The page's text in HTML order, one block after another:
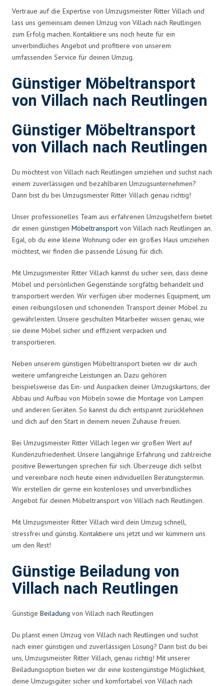
Vertraue auf die Expertise von Umzugsmeister Ritter Villach und
lass uns gemeinsam deinen Umzug von Villach nach Reutlingen
zum Erfolg machen. Kontaktiere uns noch heute für ein
unverbindliches Angebot und profitiere von unserem
umfassenden Service für deinen Umzug.
Günstiger Möbeltransport
von Villach nach Reutlingen
Günstiger Möbeltransport
von Villach nach Reutlingen
Du möchtest von Villach nach Reutlingen umziehen und suchst nach
einem zuverlässigen und bezahlbaren Umzugsunternehmen?
Dann bist du bei Umzugsmeister Ritter Villach genau richtig!
Unser professionelles Team aus erfahrenen Umzugshelfern bietet
dir einen günstigen Möbeltransport von Villach nach Reutlingen an.
Egal, ob du eine kleine Wohnung oder ein großes Haus umziehen
möchtest, wir finden die passende Lösung für dich.
Mit Umzugsmeister Ritter Villach kannst du sicher sein, dass deine
Möbel und persönlichen Gegenstände sorgfältig behandelt und
transportiert werden. Wir verfügen über modernes Equipment, um
einen reibungslosen und schonenden Transport deiner Möbel zu
gewährleisten. Unsere geschulten Mitarbeiter wissen genau, wie
sie deine Möbel sicher und effizient verpacken und
transportieren.
Neben unserem günstigen Möbeltransport bieten wir dir auch
weitere umfangreiche Leistungen an. Dazu gehören
beispielsweise das Ein- und Auspacken deiner Umzugskartons, der
Abbau und Aufbau von Möbeln sowie die Montage von Lampen
und anderen Geräten. So kannst du dich entspannt zurücklehnen
und dich auf den Start in deinem neuen Zuhause freuen.
Bei Umzugsmeister Ritter Villach legen wir großen Wert auf
Kundenzufriedenheit. Unsere langjährige Erfahrung und zahlreiche
positive Bewertungen sprechen für sich. Überzeuge dich selbst
und vereinbare noch heute einen individuellen Beratungstermin.
Wir erstellen dir gerne ein kostenloses und unverbindliches
Angebot für deinen Möbeltransport von Villach nach Reutlingen.
Mit Umzugsmeister Ritter Villach wird dein Umzug schnell,
stressfrei und günstig. Kontaktiere uns jetzt und wir kümmern uns
um den Rest!
Günstige Beiladung von
Villach nach Reutlingen
Günstige Beiladung von Villach nach Reutlingen
Du planst einen Umzug von Villach nach Reutlingen und suchst
nach einer günstigen und zuverlässigen Lösung? Dann bist du bei
uns, Umzugsmeister Ritter Villach, genau richtig! Mit unserer
Beiladungsoption bieten wir dir eine kostengünstige Möglichkeit,
deine Umzugsgüter sicher und komfortabel von Villach nach